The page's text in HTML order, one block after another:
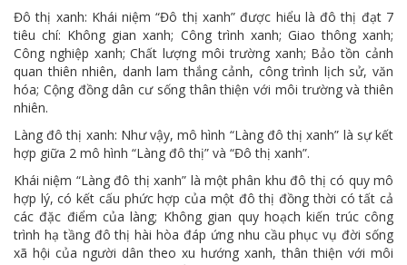
Đô thị xanh: Khái niệm “Đô thị xanh” được hiểu là đô thị đạt 7
tiêu chí: Không gian xanh; Công trình xanh; Giao thông xanh;
Công nghiệp xanh; Chất lượng môi trường xanh; Bảo tồn cảnh
quan thiên nhiên, danh lam thắng cảnh, công trình lịch sử, văn
hóa; Cộng đồng dân cư sống thân thiện với môi trường và thiên
nhiên.
Làng đô thị xanh: Như vậy, mô hình “Làng đô thị xanh” là sự kết
hợp giữa 2 mô hình “Làng đô thị” và “Đô thị xanh”.
Khái niệm “Làng đô thị xanh” là một phân khu đô thị có quy mô
hợp lý, có kết cấu phức hợp của một đô thị đồng thời có tất cả
các đặc điểm của làng; Không gian quy hoạch kiến trúc công
trình hạ tầng đô thị hài hòa đáp ứng nhu cầu phục vụ đời sống
xã hội của người dân theo xu hướng xanh, thân thiện với môi